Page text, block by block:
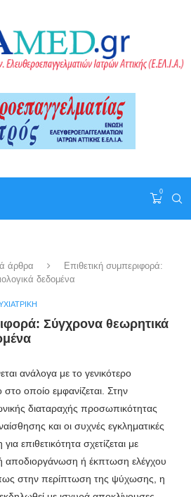
0
άρθρα
Επιθετική συμπεριφορά:
δεδομένα
Σύγχρονα θεωρητικά
ανάλογα με το γενικότερο
οποίο εμφανίζεται. Στην
διαταραχής προσωπικότητας
και οι συχνές εγκληματικές
επιθετικότητα σχετίζεται με
αποδιοργάνωση ή έκπτωση ελέγχου
στην περίπτωση της ψύχωσης, η